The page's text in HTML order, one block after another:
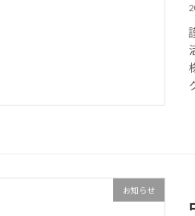
お知らせ